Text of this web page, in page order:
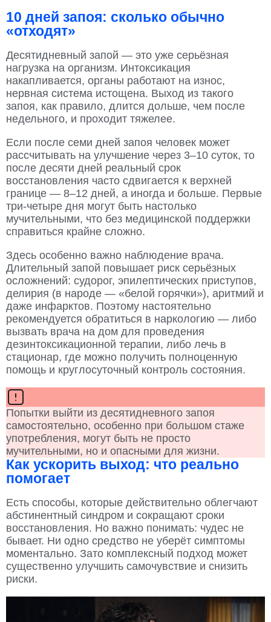
10 дней запоя: сколько обычно
«отходят»
Десятидневный запой — это уже серьёзная
нагрузка на организм. Интоксикация
накапливается, органы работают на износ,
нервная система истощена. Выход из такого
запоя, как правило, длится дольше, чем после
недельного, и проходит тяжелее.
Если после семи дней запоя человек может
рассчитывать на улучшение через 3–10 суток, то
после десяти дней реальный срок
восстановления часто сдвигается к верхней
границе — 8–12 дней, а иногда и больше. Первые
три-четыре дня могут быть настолько
мучительными, что без медицинской поддержки
справиться крайне сложно.
Здесь особенно важно наблюдение врача.
Длительный запой повышает риск серьёзных
осложнений: судорог, эпилептических приступов,
делирия (в народе — «белой горячки»), аритмий и
даже инфарктов. Поэтому настоятельно
рекомендуется обратиться в наркологию — либо
вызвать врача на дом для проведения
дезинтоксикационной терапии, либо лечь в
стационар, где можно получить полноценную
помощь и круглосуточный контроль состояния.
Попытки выйти из десятидневного запоя
самостоятельно, особенно при большом стаже
употребления, могут быть не просто
мучительными, но и опасными для жизни.
Как ускорить выход: что реально
помогает
Есть способы, которые действительно облегчают
абстинентный синдром и сокращают сроки
восстановления. Но важно понимать: чудес не
бывает. Ни одно средство не уберёт симптомы
моментально. Зато комплексный подход может
существенно улучшить самочувствие и снизить
риски.